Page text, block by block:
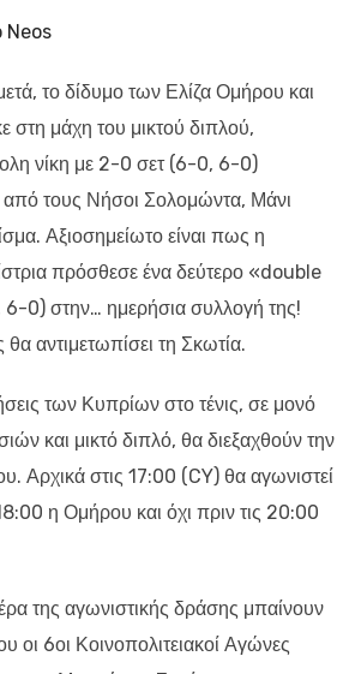
το δίδυμο των Ελίζα Ομήρου και
στη μάχη του μικτού διπλού,
νίκη με 2-0 σετ (6-0, 6-0)
από τους Νήσοι Σολομώντα, Μάνι
Αξιοσημείωτο είναι πως η
πρόσθεσε ένα δεύτερο «double
0) στην… ημερήσια συλλογή της!
αντιμετωπίσει τη Σκωτία.
των Κυπρίων στο τένις, σε μονό
και μικτό διπλό, θα διεξαχθούν την
Αρχικά στις 17:00 (CY) θα αγωνιστεί
η Ομήρου και όχι πριν τις 20:00
της αγωνιστικής δράσης μπαίνουν
οι 6οι Κοινοπολιτειακοί Αγώνες